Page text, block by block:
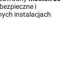
i
instalacjach